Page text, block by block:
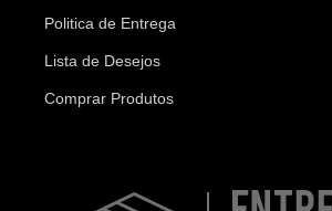
Politica de Entrega
Lista de Desejos
Comprar Produtos